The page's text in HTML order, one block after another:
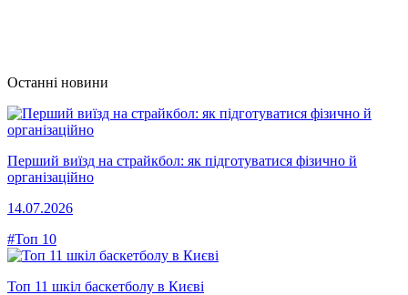
Останні новини
Перший виїзд на страйкбол: як підготуватися фізично й
організаційно
14.07.2026
#Топ 10
Топ 11 шкіл баскетболу в Києві